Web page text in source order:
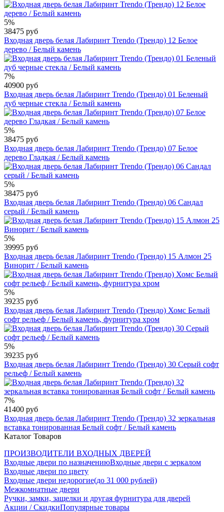
5%
38475 руб
Входная дверь белая Лабиринт Trendo (Трендо) 12 Белое
дерево / Белый камень
7%
40900 руб
Входная дверь белая Лабиринт Trendo (Трендо) 01 Беленый
дуб черные стекла / Белый камень
5%
38475 руб
Входная дверь белая Лабиринт Trendo (Трендо) 07 Белое
дерево Гладкая / Белый камень
5%
38475 руб
Входная дверь белая Лабиринт Trendo (Трендо) 06 Сандал
серый / Белый камень
5%
39995 руб
Входная дверь белая Лабиринт Trendo (Трендо) 15 Алмон 25
Винорит / Белый камень
5%
39235 руб
Входная дверь белая Лабиринт Trendo (Трендо) Хомс Белый
софт рельеф / Белый камень, фурнитура хром
5%
39235 руб
Входная дверь белая Лабиринт Trendo (Трендо) 30 Серый софт
рельеф / Белый камень
7%
41400 руб
Входная дверь белая Лабиринт Trendo (Трендо) 32 зеркальная
вставка тонированная Белый софт / Белый камень
Каталог Товаров
ПРОИЗВОДИТЕЛИ ВХОДНЫХ ДВЕРЕЙ
Входные двери по назначениюВходные двери с зеркалом
Входные двери по цвету
Входные двери недорогие(до 31 000 рублей)
Межкомнатные двери
Ручки, замки, защелки и другая фурнитура для дверей
Акции / СкидкиПопулярные товары